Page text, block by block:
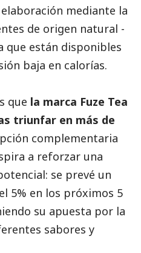
mediante la
de origen natural -
que están disponibles
baja en calorías.
que la marca Fuze Tea
triunfar en más de
complementaria
a reforzar una
se prevé un
5% en los próximos 5
su apuesta por la
sabores y